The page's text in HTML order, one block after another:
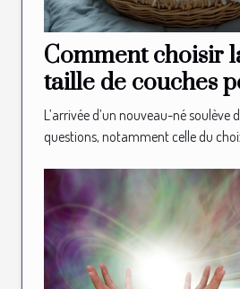
Comment choisir
taille de couches
nouveau-né?
L’arrivée d’un nouveau-né soulève
questions, notamment celle du